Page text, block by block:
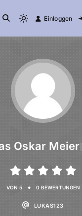
Einloggen
Oskar Meier
VON 5 • 0 BEWERTUNGEN
LUKAS123